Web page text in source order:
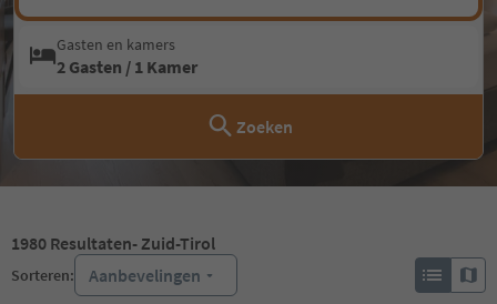
Gasten en kamers
2 Gasten / 1 Kamer
Zoeken
1980 Resultaten- Zuid-Tirol
Sorteren: Aanbevelingen